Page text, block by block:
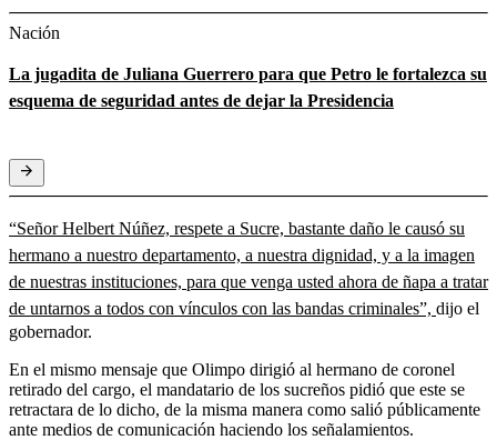
Nación
La jugadita de Juliana Guerrero para que Petro le fortalezca su
esquema de seguridad antes de dejar la Presidencia
“Señor Helbert Núñez, respete a Sucre, bastante daño le causó su
hermano a nuestro departamento, a nuestra dignidad, y a la imagen
de nuestras instituciones, para que venga usted ahora de ñapa a tratar
de untarnos a todos con vínculos con las bandas criminales”, dijo el
gobernador.
En el mismo mensaje que Olimpo dirigió al hermano de coronel
retirado del cargo, el mandatario de los sucreños pidió que este se
retractara de lo dicho, de la misma manera como salió públicamente
ante medios de comunicación haciendo los señalamientos.